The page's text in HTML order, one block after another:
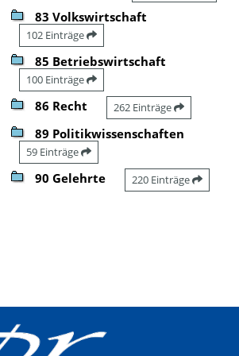
83 Volkswirtschaft
102 Einträge
85 Betriebswirtschaft
100 Einträge
86 Recht 262 Einträge
89 Politikwissenschaften
59 Einträge
90 Gelehrte 220 Einträge